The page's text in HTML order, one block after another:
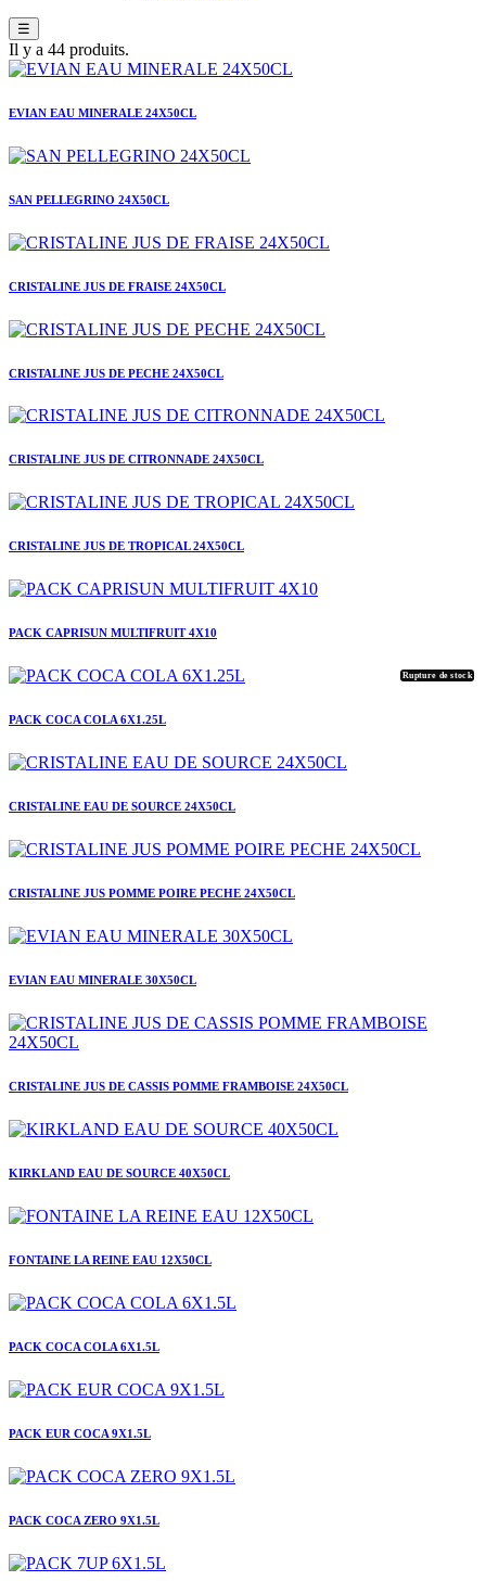
☰
Il y a 44 produits.
EVIAN EAU MINERALE 24X50CL
SAN PELLEGRINO 24X50CL
CRISTALINE JUS DE FRAISE 24X50CL
CRISTALINE JUS DE PECHE 24X50CL
CRISTALINE JUS DE CITRONNADE 24X50CL
CRISTALINE JUS DE TROPICAL 24X50CL
PACK CAPRISUN MULTIFRUIT 4X10
Rupture de stock
PACK COCA COLA 6X1.25L
CRISTALINE EAU DE SOURCE 24X50CL
CRISTALINE JUS POMME POIRE PECHE 24X50CL
EVIAN EAU MINERALE 30X50CL
CRISTALINE JUS DE CASSIS POMME FRAMBOISE 24X50CL
KIRKLAND EAU DE SOURCE 40X50CL
FONTAINE LA REINE EAU 12X50CL
PACK COCA COLA 6X1.5L
PACK EUR COCA 9X1.5L
PACK COCA ZERO 9X1.5L